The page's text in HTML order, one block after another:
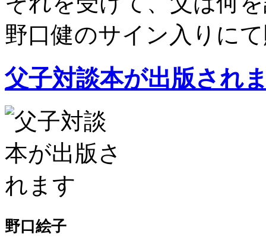
野口健のサイン入りに
父子対談本が出版され
野口絵子